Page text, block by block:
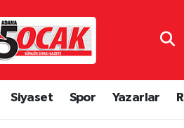
Siyaset Spor Yazarlar